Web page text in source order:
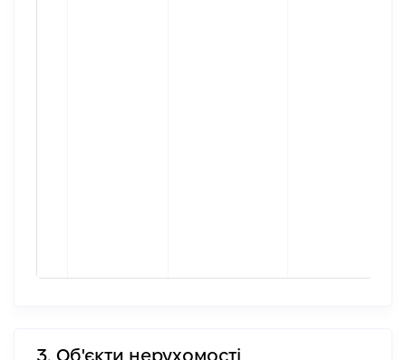
3. Об'єкти нерухомості